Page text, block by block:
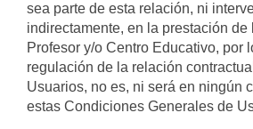
sea parte de esta relación, ni
indirectamente, en la prestación de
Profesor y/o Centro Educativo, por
regulación de la relación
Usuarios, no es, ni será en ningún
estas Condiciones Generales de